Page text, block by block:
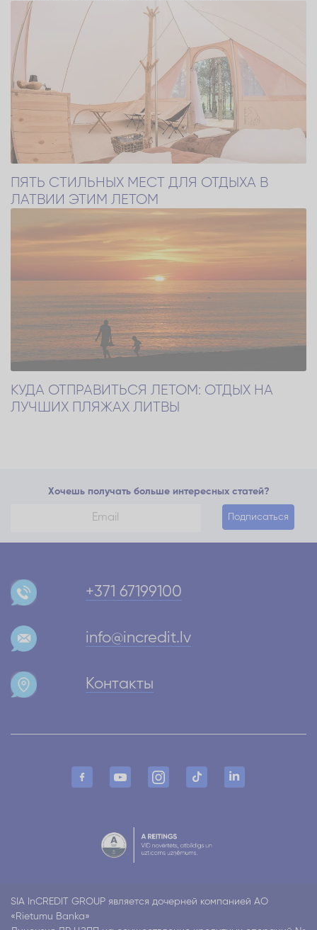
ПЯТЬ СТИЛЬНЫХ МЕСТ ДЛЯ ОТДЫХА В
ЛАТВИИ ЭТИМ ЛЕТОМ
КУДА ОТПРАВИТЬСЯ ЛЕТОМ: ОТДЫХ НА
ЛУЧШИХ ПЛЯЖАХ ЛИТВЫ
Хочешь получать больше интересных статей?
Подписаться
+371 67199100
info@incredit.lv
Контакты
SIA InCREDIT GROUP является дочерней компанией АО
«Rietumu Banka»